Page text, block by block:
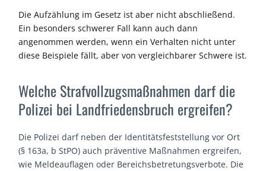
Die Aufzählung im Gesetz ist aber nicht abschließend.
Ein besonders schwerer Fall kann auchdann
angenommen werden, wenn ein Verhalten nicht unter
diese Beispiele fällt, aber von vergleichbarer Schwere ist.
Welche Strafvollzugs­maßnahmen darf die
Polizei bei Landfriedensbruch ergreifen?
Die Polizei darf neben der Identitätsfeststellung vor Ort
(§ 163a, b StPO) auch präventive Maßnahmen ergreifen,
wie Meldeauflagen oder Bereichsbetretungsverbote. Die